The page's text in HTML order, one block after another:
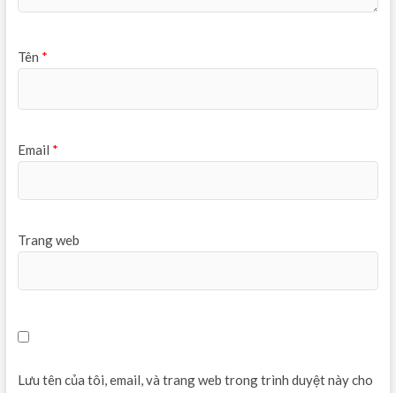
Tên *
Email *
Trang web
Lưu tên của tôi, email, và trang web trong trình duyệt này cho